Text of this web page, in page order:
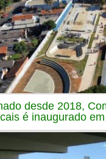
desde 2018,
é inaugurado